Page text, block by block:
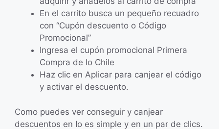
En el carrito busca un pequeño recuadro
con “Cupón descuento o Código
Promocional”
Ingresa el cupón promocional Primera
Compra de Io Chile
Haz clic en Aplicar para canjear el código
y activar el descuento.
Como puedes ver conseguir y canjear
descuentos en Io es simple y en un par de clics.